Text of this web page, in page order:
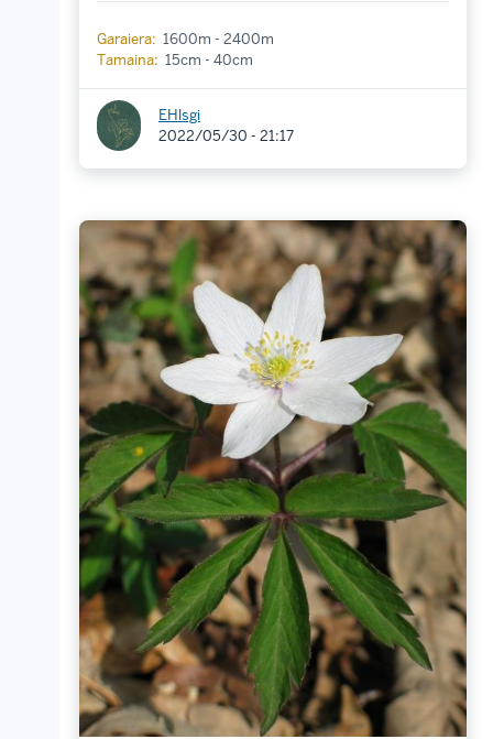
Garaiera: 1600m - 2400m
Tamaina: 15cm - 40cm
EHlsgi
2022/05/30 - 21:17